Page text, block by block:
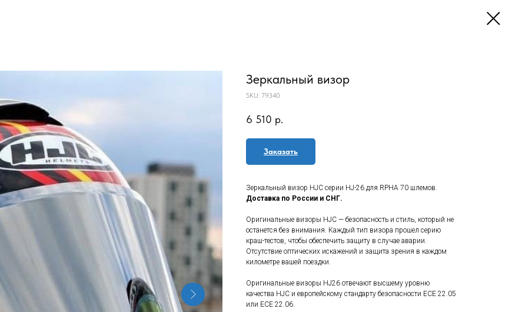
Зеркальный визор
SKU: 79340
6 510 р.
Заказать
Зеркальный визор HJC серии HJ-26 для RPHA 70 шлемов.
Доставка по России и СНГ.
Оригинальные визоры HJC — безопасность и стиль, который не
останется без внимания. Каждый тип визора прошел серию
краш-тестов, чтобы обеспечить защиту в случае аварии.
Отсутствие оптических искажений и защита зрения в каждом
километре вашей поездки.
Оригинальные визоры HJ26 отвечают высшему уровню
качества HJC и европейскому стандарту безопасности ECE 22.05
или ECE 22.06.